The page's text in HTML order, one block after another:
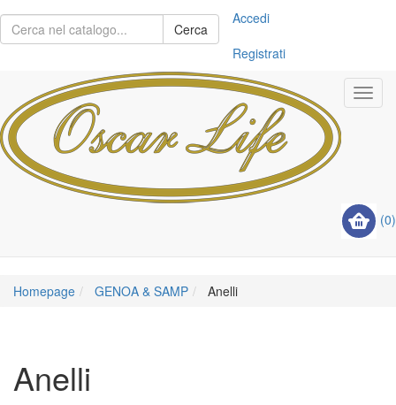
Cerca
Accedi
Registrati
(0)
Homepage GENOA & SAMP Anelli
Anelli